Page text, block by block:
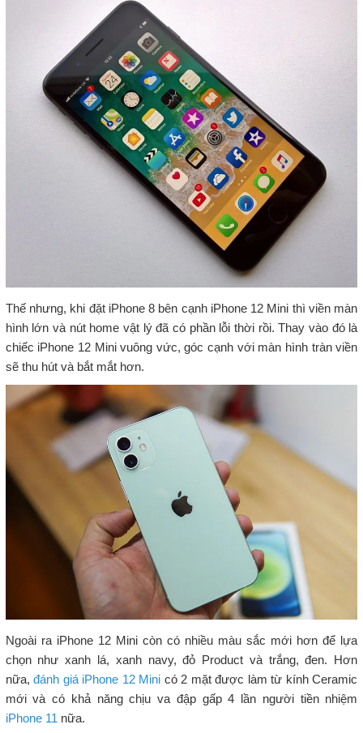
Thế nhưng, khi đặt iPhone 8 bên cạnh iPhone 12 Mini thì viền màn
hình lớn và nút home vật lý đã có phần lỗi thời rồi. Thay vào đó là
chiếc iPhone 12 Mini vuông vức, góc cạnh với màn hình tràn viền
sẽ thu hút và bắt mắt hơn.
Ngoài ra iPhone 12 Mini còn có nhiều màu sắc mới hơn để lựa
chọn như xanh lá, xanh navy, đỏ Product và trắng, đen. Hơn
nữa,đánh giá iPhone 12 Mini có 2 mặt được làm từ kính Ceramic
mới và có khả năng chịu va đập gấp 4 lần người tiền nhiệm
iPhone 11 nữa.